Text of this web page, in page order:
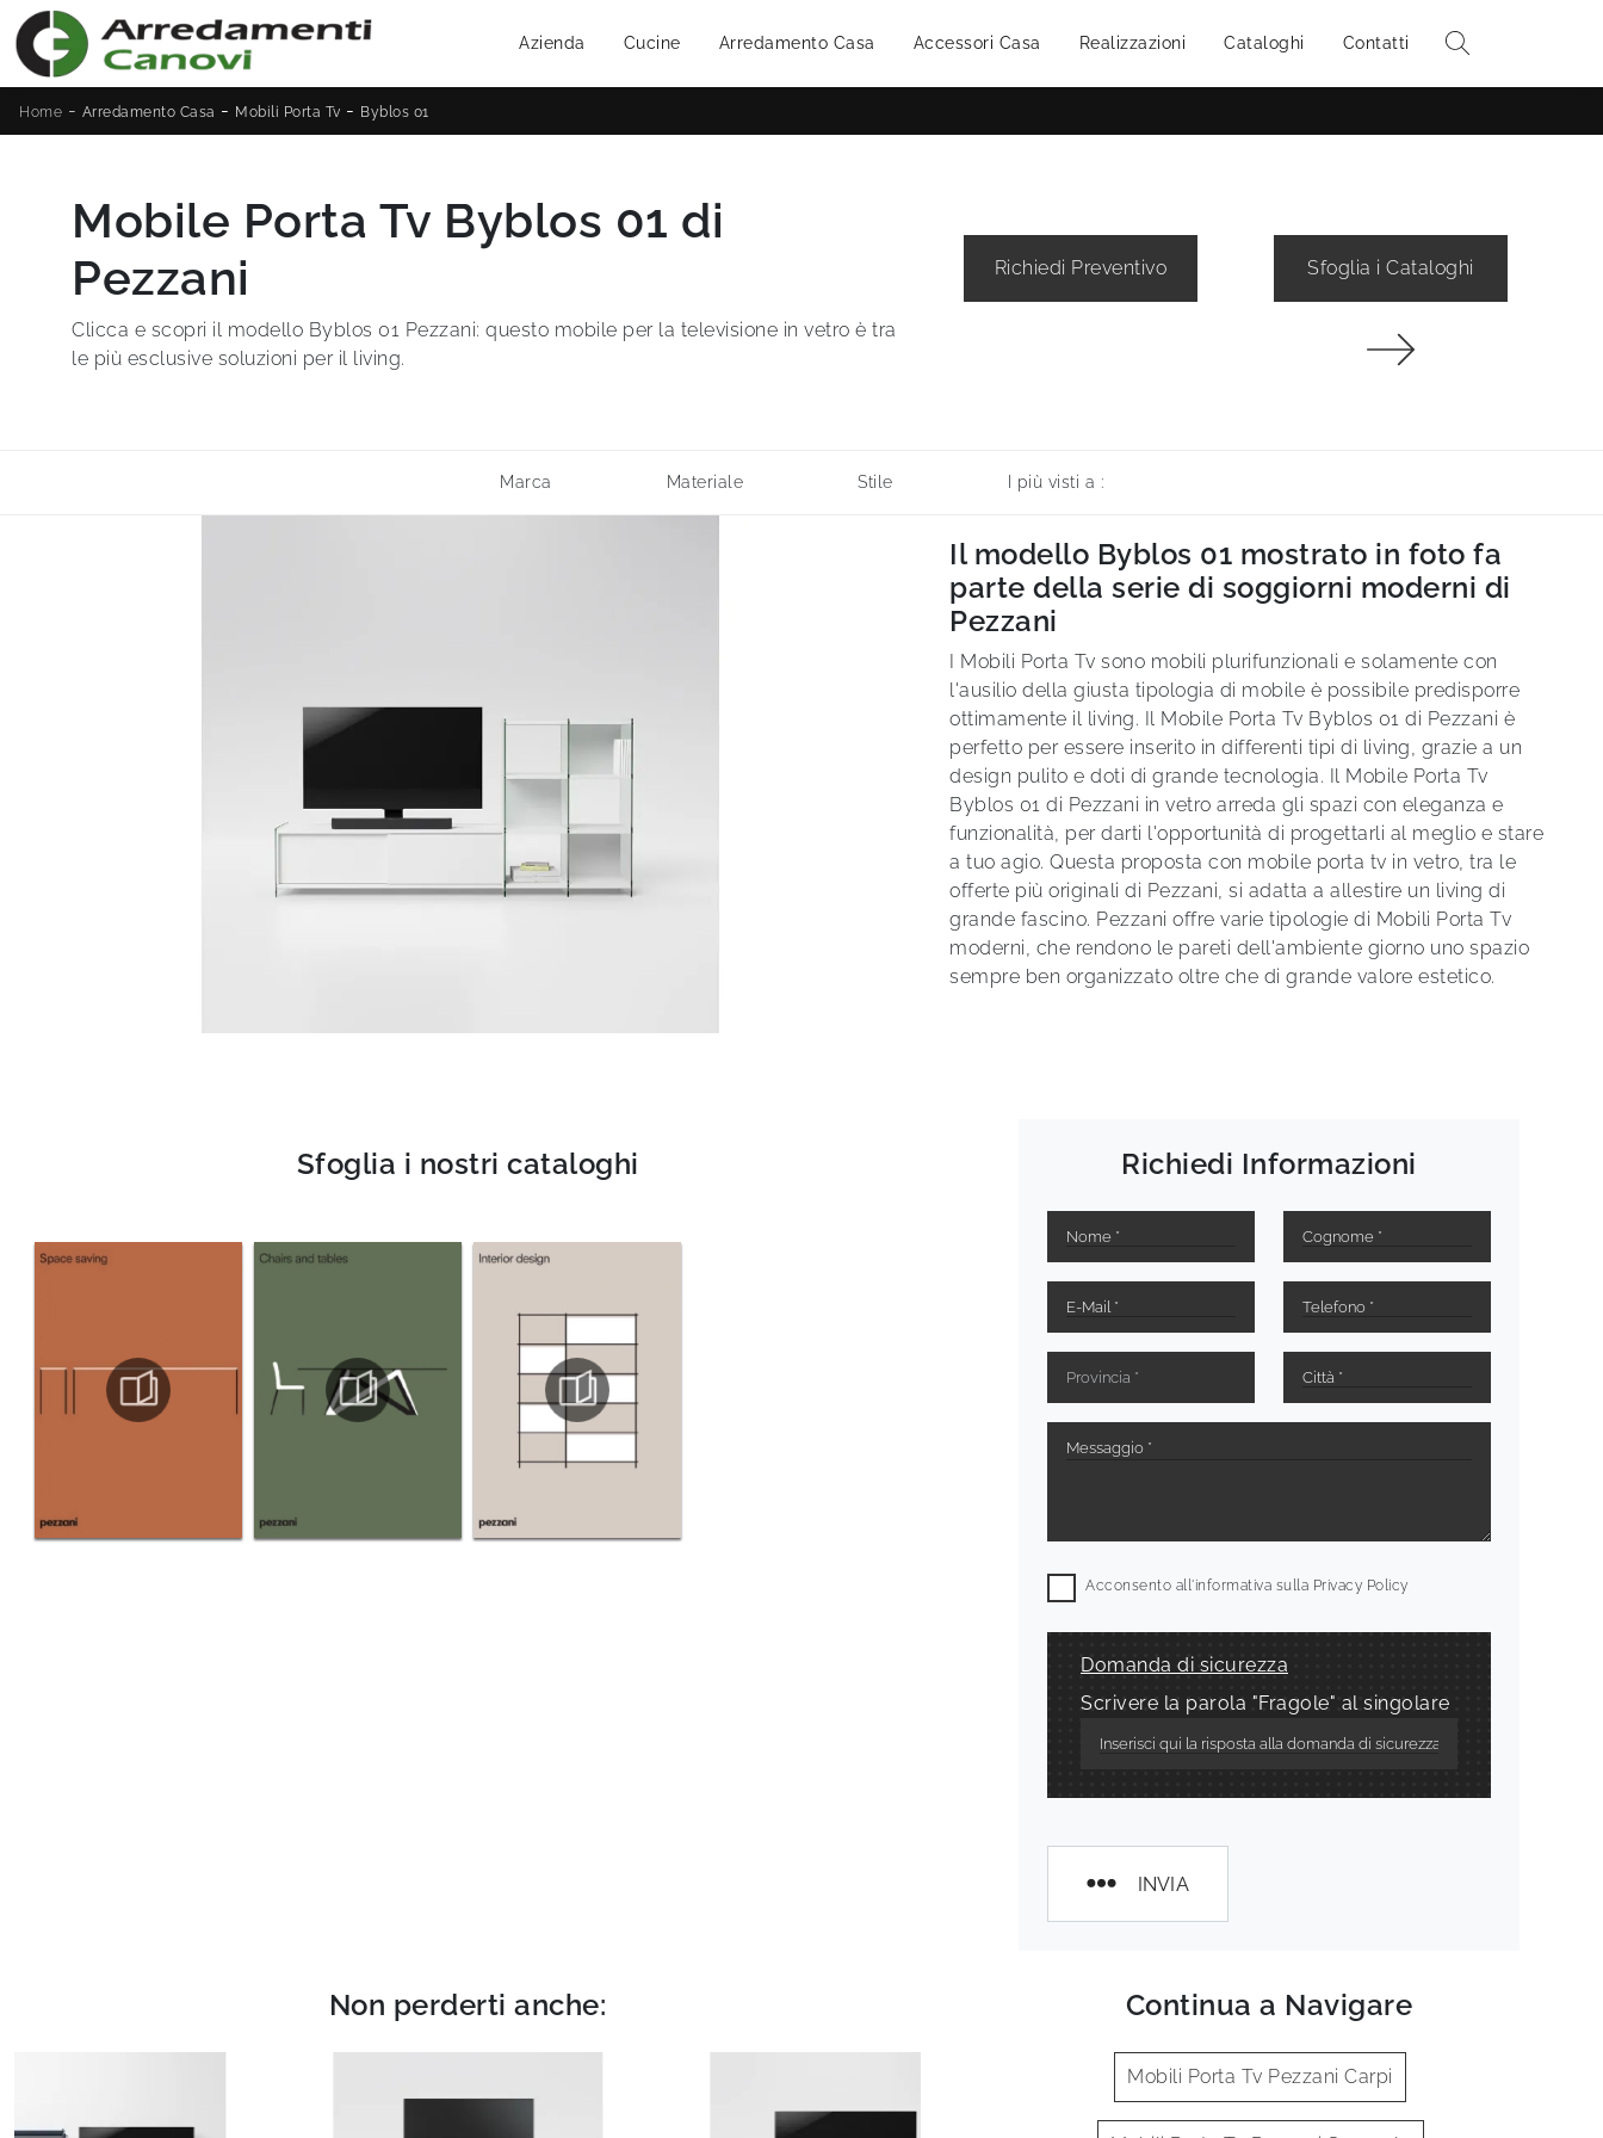
Azienda Cucine Arredamento Casa Accessori Casa Realizzazioni Cataloghi Contatti
Home - Arredamento Casa - Mobili Porta Tv - Byblos 01
Mobile Porta Tv Byblos 01 di
Pezzani
Clicca e scopri il modello Byblos 01 Pezzani: questo mobile per la televisione in vetro è tra
le più esclusive soluzioni per il living.
Richiedi Preventivo Sfoglia i Cataloghi
Marca Materiale Stile I più visti a :
Il modello Byblos 01 mostrato in foto fa
parte della serie di soggiorni moderni di
Pezzani
I Mobili Porta Tv sono mobili plurifunzionali e solamente con
l'ausilio della giusta tipologia di mobile è possibile predisporre
ottimamente il living. Il Mobile Porta Tv Byblos 01 di Pezzani è
perfetto per essere inserito in differenti tipi di living, grazie a un
design pulito e doti di grande tecnologia. Il Mobile Porta Tv
Byblos 01 di Pezzani in vetro arreda gli spazi con eleganza e
funzionalità, per darti l'opportunità di progettarli al meglio e stare
a tuo agio. Questa proposta con mobile porta tv in vetro, tra le
offerte più originali di Pezzani, si adatta a allestire un living di
grande fascino. Pezzani offre varie tipologie di Mobili Porta Tv
moderni, che rendono le pareti dell'ambiente giorno uno spazio
sempre ben organizzato oltre che di grande valore estetico.
Sfoglia i nostri cataloghi Richiedi Informazioni
Acconsento all'informativa sulla Privacy Policy
Domanda di sicurezza
Scrivere la parola "Fragole" al singolare
INVIA
Non perderti anche: Continua a Navigare
Mobili Porta Tv Pezzani Carpi